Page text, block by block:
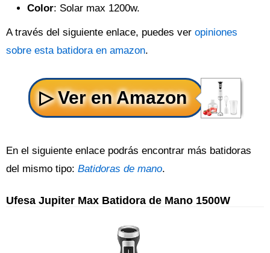
Color: Solar max 1200w.
A través del siguiente enlace, puedes ver opiniones
sobre esta batidora en amazon.
En el siguiente enlace podrás encontrar más batidoras
del mismo tipo: Batidoras de mano.
Ufesa Jupiter Max Batidora de Mano 1500W